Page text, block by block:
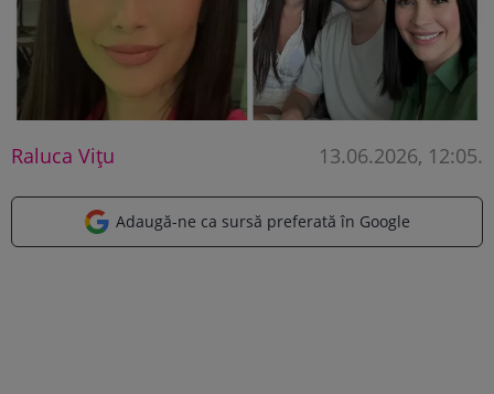
Raluca Vițu 13.06.2026, 12:05.
Adaugă-ne ca sursă preferată în Google